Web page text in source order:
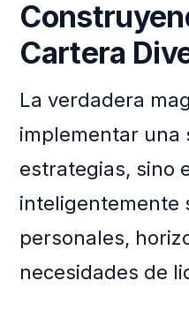
Cartera
La verdadera
implementar una
estrategias, sino
inteligentemente
personales,
necesidades de